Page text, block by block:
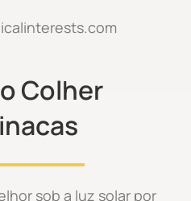
Colher
sob a luz solar por